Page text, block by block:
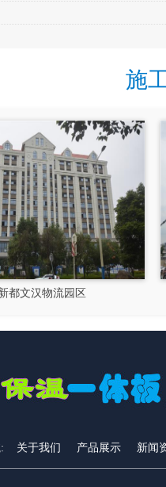
施
大运会十陵街道风
关于我们 产品展示 新闻